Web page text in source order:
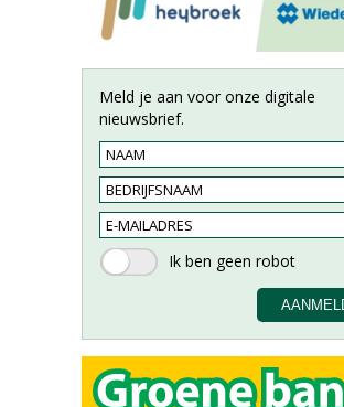
Meld je aan voor onze digitale
nieuwsbrief.